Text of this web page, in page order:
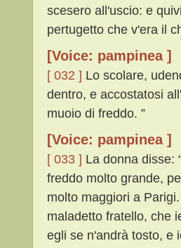
scesero all'uscio: e
pertugetto che v'era il
[Voice: pampinea ]
[ 032 ] Lo scolare,
dentro, e accostatosi
muoio di freddo. ”
[Voice: pampinea ]
[ 033 ] La donna disse:
freddo molto grande,
molto maggiori a
maladetto fratello, che
egli se n'andrà tosto, e